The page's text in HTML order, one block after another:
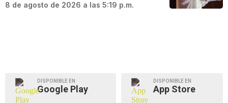
8 de agosto de 2026 a las 5:19 p.m.
DISPONIBLE EN
Google Play
DISPONIBLE EN
App Store